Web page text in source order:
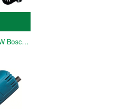
Máy khoan tốc độ cao 6.5mm 350W Bosch GBM6RE